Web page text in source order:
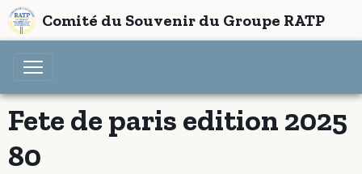
Comité du Souvenir du Groupe RATP
Fete de paris edition 2025
80